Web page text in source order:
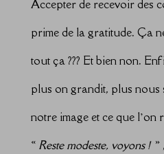
Accepter de recevoir des
prime de la gratitude. Ça
tout ça ??? Et bien non.
plus on grandit, plus nous
notre image et ce que l’on
« Reste modeste, voyons !»